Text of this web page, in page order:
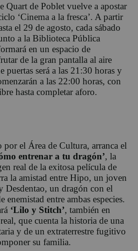
Quart de Poblet vuelve a apostar
‘Cinema a la fresca’. A partir
el 29 de agosto, cada sábado
a la Biblioteca Pública
en un espacio de
de la gran pantalla al aire
puertas será a las 21:30 horas y
a las 22:00 horas, con
hasta completar aforo.
el Área de Cultura, arranca el
entrenar a tu dragón’, la
real de la exitosa película de
la amistad entre Hipo, un joven
un dragón con el
enemistad entre ambas especies.
‘Lilo y Stitch’, también en
que cuenta la historia de una
y de un extraterrestre fugitivo
su familia.